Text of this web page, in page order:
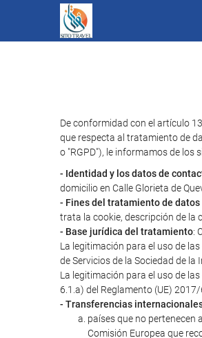
De conformidad con el artículo
que respecta al tratamiento de
o "RGPD"), le informamos de los
- Identidad y los datos de
domicilio en Calle Glorieta de
- Fines del tratamiento de
trata la cookie, descripción de la
- Base jurídica del tratamiento:
La legitimación para el uso de
de Servicios de la Sociedad de
La legitimación para el uso de
6.1.a) del Reglamento (UE) 2017/
- Transferencias
países que no pertenecen
Comisión Europea que